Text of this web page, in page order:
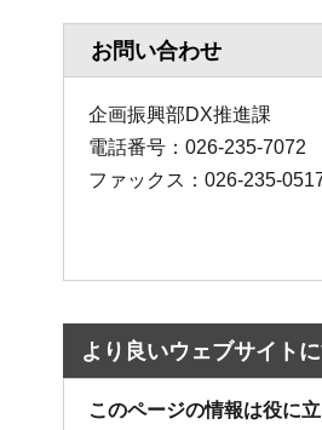
お問い合わせ
企画振興部DX推進課
電話番号：026-235-7072
ファックス：026-235-
より良いウェブサイト
このページの情報は役に